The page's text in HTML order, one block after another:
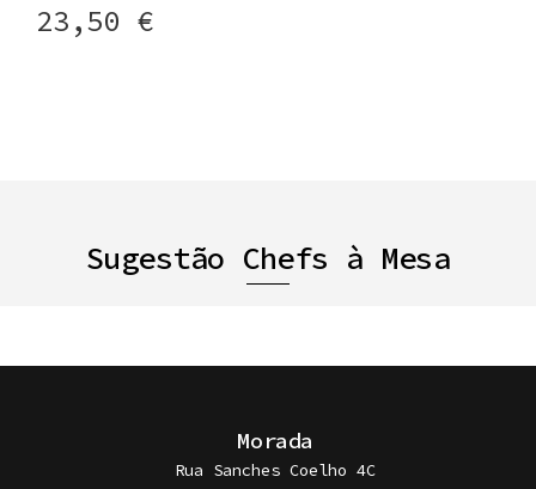
23,50 €
Sugestão Chefs à Mesa
Morada
Rua Sanches Coelho 4C